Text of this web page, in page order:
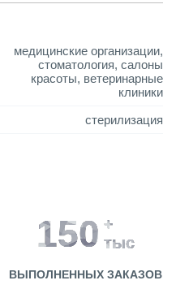
медицинские организации,
стоматология, салоны
красоты, ветеринарные
клиники
стерилизация
150 +
тыс
ВЫПОЛНЕННЫХ ЗАКАЗОВ